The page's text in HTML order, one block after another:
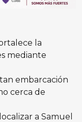
la
mediante
embarcación
cerca de
a Samuel